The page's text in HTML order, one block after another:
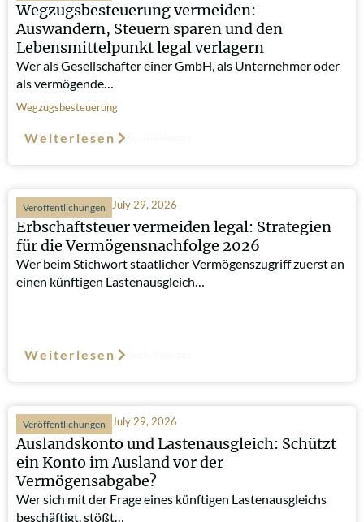
Wegzugsbesteuerung vermeiden:
Auswandern, Steuern sparen und den
Lebensmittelpunkt legal verlagern
Wer als Gesellschafter einer GmbH, als Unternehmer oder
als vermögende…
Wegzugsbesteuerung
Weiterlesen
Veröffentlichungen July 29, 2026
Erbschaftsteuer vermeiden legal: Strategien
für die Vermögensnachfolge 2026
Wer beim Stichwort staatlicher Vermögenszugriff zuerst an
einen künftigen Lastenausgleich…
Weiterlesen
Veröffentlichungen July 29, 2026
Auslandskonto und Lastenausgleich: Schützt
ein Konto im Ausland vor der
Vermögensabgabe?
Wer sich mit der Frage eines künftigen Lastenausgleichs
beschäftigt, stößt…